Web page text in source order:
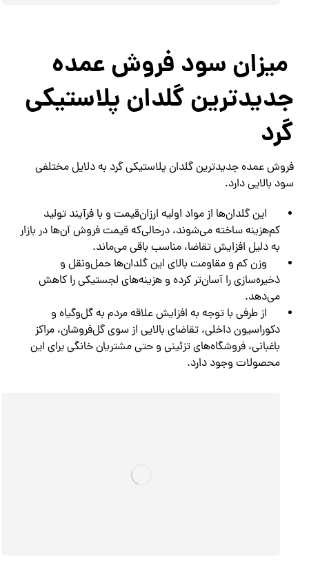
میزان سود فروش عمده
جدیدترین گلدان پلاستیکی
گرد
فروش عمده جدیدترین گلدان پلاستیکی گرد به دلایل مختلفی
سود بالایی دارد.
این گلدان‌ها از مواد اولیه ارزان‌قیمت و با فرآیند تولید
کم‌هزینه ساخته می‌شوند، درحالی‌که قیمت فروش آن‌ها در بازار
به دلیل افزایش تقاضا، مناسب باقی می‌ماند.
وزن کم و مقاومت بالای این گلدان‌ها حمل‌ونقل و
ذخیره‌سازی را آسان‌تر کرده و هزینه‌های لجستیکی را کاهش
می‌دهد.
از طرفی با توجه به افزایش علاقه مردم به گل‌وگیاه و
دکوراسیون داخلی، تقاضای بالایی از سوی گل‌فروشان، مراکز
باغبانی، فروشگاه‌های تزئینی و حتی مشتریان خانگی برای این
محصولات وجود دارد.